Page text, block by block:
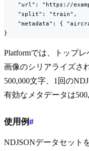
"url": "https://
    "split": "train",
"metadata": {
}
Platformでは、トップ
画像のシリアライズさ
500,000文字、1回の
有効なメタデータは
使用例#
NDJSONデータセット